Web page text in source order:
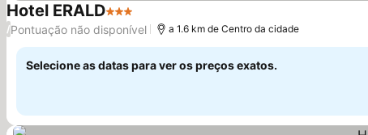
Hotel ERALD3 Estrelas
/Pontuação não disponível a 1.6 km de Centro da cidade
Selecione as datas para ver os preços exatos.